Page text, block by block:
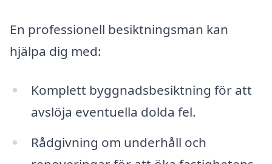
En professionell besiktningsman kan
hjälpa dig med:
Komplett byggnadsbesiktning för att
avslöja eventuella dolda fel.
Rådgivning om underhåll och